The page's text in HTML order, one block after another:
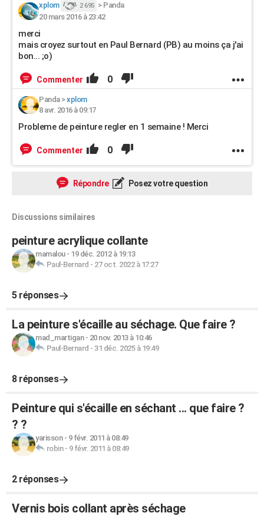
xplom 2 695 > Panda
20 mars 2016 à 23:42
merci
mais croyez surtout en Paul Bernard (PB) au moins ça j'ai
bon... ;o)
Commenter 0
Panda>xplom
8 avr. 2016 à 09:17
Probleme de peinture regler en 1 semaine ! Merci
Commenter 0
Répondre Posez votre question
Discussions similaires
peinture acrylique collante
mamalou- 19 déc. 2012 à 19:13
Paul-Bernard - 27 oct. 2022 à 17:27
5 réponses
La peinture s'écaille au séchage. Que faire ?
mad_martigan- 20 nov. 2013 à 10:46
Paul-Bernard - 31 déc. 2025 à 19:49
8 réponses
Peinture qui s'écaille en séchant ... que faire ?
? ?
yarisson- 9 févr. 2011 à 08:49
robin- 9 févr. 2011 à 08:49
2 réponses
Vernis bois collant après séchage